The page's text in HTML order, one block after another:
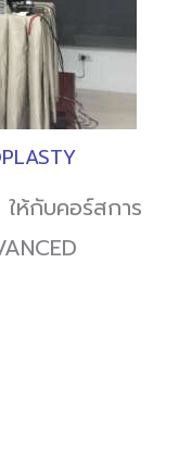
ห้กับคอร์สการ